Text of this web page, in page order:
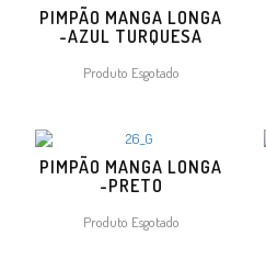
PIMPÃO MANGA LONGA
-AZUL TURQUESA
Produto Esgotado
PIMPÃO MANGA LONGA
-PRETO
Produto Esgotado